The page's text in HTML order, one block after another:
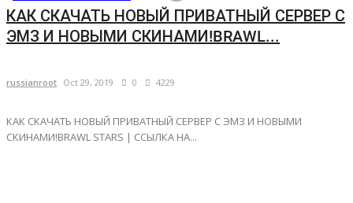
КАК СКАЧАТЬ НОВЫЙ ПРИВАТНЫЙ СЕРВЕР С
ЭМЗ И НОВЫМИ СКИНАМИ!BRAWL...
russianroot Oct 29, 2019 0 4229
КАК СКАЧАТЬ НОВЫЙ ПРИВАТНЫЙ СЕРВЕР С ЭМЗ И НОВЫМИ
СКИНАМИ!BRAWL STARS | ССЫЛКА НА...